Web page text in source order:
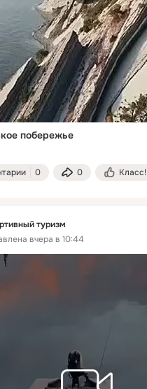
побережье
0 0 Класс!
туризм
вчера в 10:44